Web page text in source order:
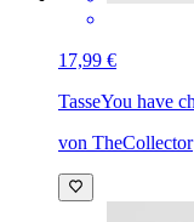
17,99 €
TasseYou have
von TheCollector